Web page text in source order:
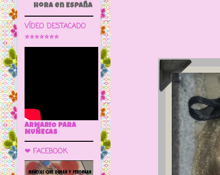
Hora en España
VÍDEO DESTACADO
⭐⭐⭐⭐⭐⭐⭐
ARMARIO PARA
MUÑECAS
❤ FACEBOOK